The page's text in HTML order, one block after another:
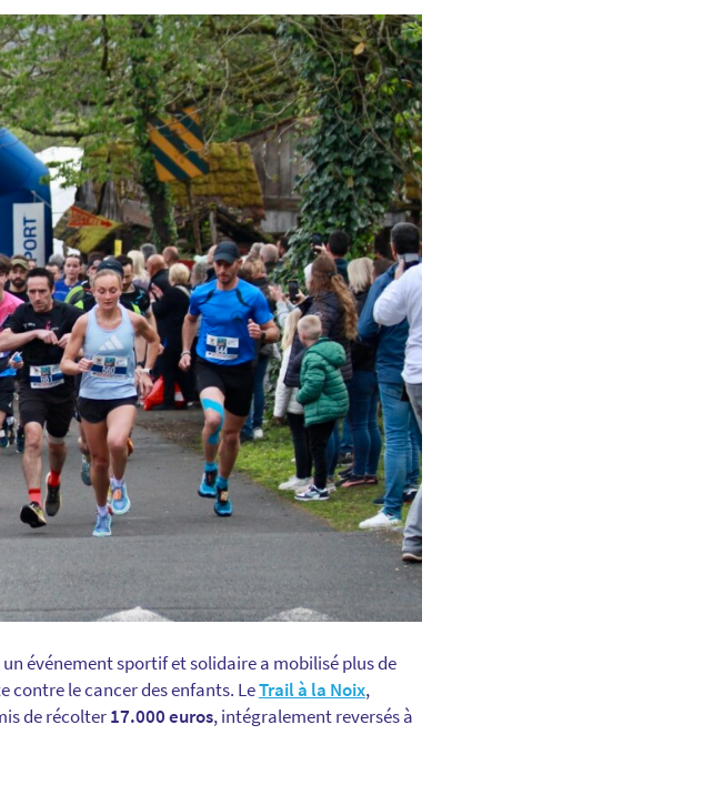
événement sportif et solidaire a mobilisé plus de
contre le cancer des enfants. LeTrail à la Noix,
de récolter17.000 euros, intégralement reversés à